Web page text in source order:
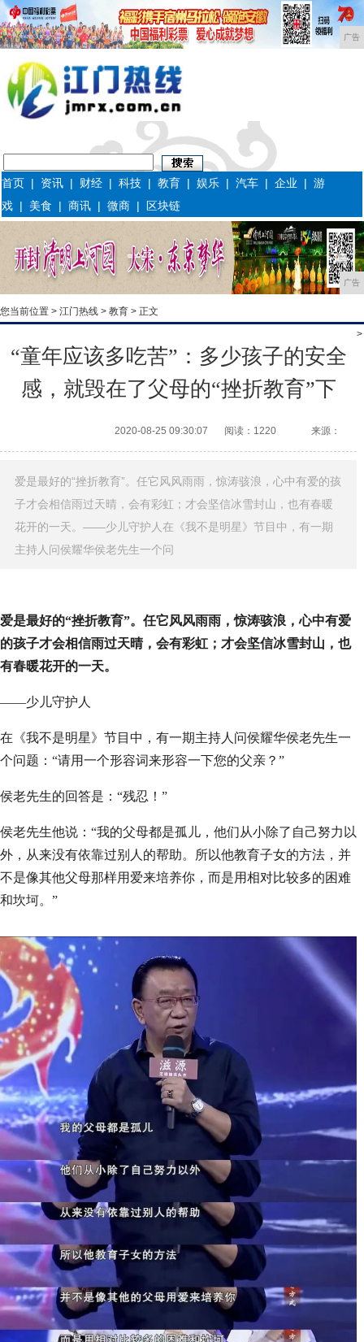
广告
首页 | 资讯 | 财经 |科技 |教育 |娱乐 |汽车 |企业 |游
戏 | 美食 |商讯 |微商 | 区块链
广告
您当前位置 > 江门热线 > 教育 > 正文
>
“童年应该多吃苦”：多少孩子的安全
感，就毁在了父母的“挫折教育”下
2020-08-25 09:30:07 阅读：1220 来源：
爱是最好的“挫折教育”。任它风风雨雨，惊涛骇浪，心中有爱的孩
子才会相信雨过天晴，会有彩虹；才会坚信冰雪封山，也有春暖
花开的一天。——少儿守护人在《我不是明星》节目中，有一期
主持人问侯耀华侯老先生一个问
爱是最好的“挫折教育”。任它风风雨雨，惊涛骇浪，心中有爱
的孩子才会相信雨过天晴，会有彩虹；才会坚信冰雪封山，也
有春暖花开的一天。
——少儿守护人
在《我不是明星》节目中，有一期主持人问侯耀华侯老先生一
个问题：“请用一个形容词来形容一下您的父亲？”
侯老先生的回答是：“残忍！”
侯老先生他说：“我的父母都是孤儿，他们从小除了自己努力以
外，从来没有依靠过别人的帮助。所以他教育子女的方法，并
不是像其他父母那样用爱来培养你，而是用相对比较多的困难
和坎坷。”